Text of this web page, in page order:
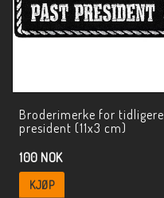
Broderimerke for tidligere
president (11x3 cm)
100 NOK
KJØP